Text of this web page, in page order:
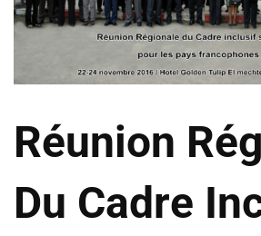
Réunion
Du Cadre